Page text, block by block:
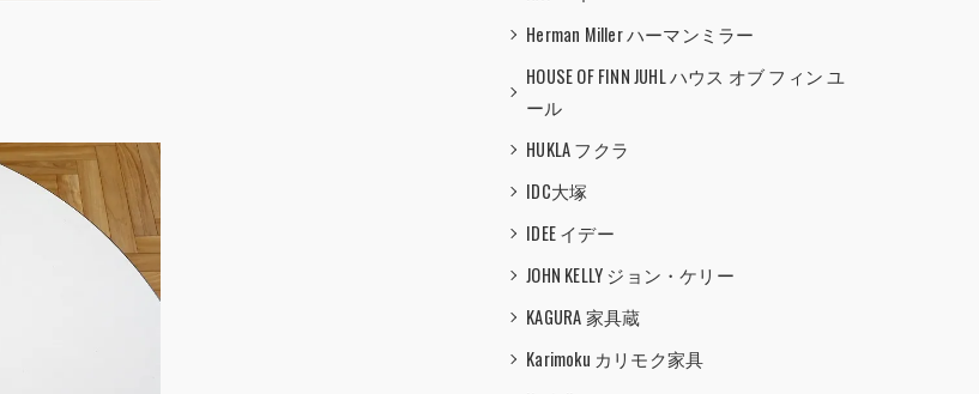
Herman Miller ハーマンミラー
HOUSE OF FINN JUHL ハウス オブ フィン ユ
ール
HUKLA フクラ
IDC大塚
IDEE イデー
JOHN KELLY ジョン・ケリー
KAGURA 家具蔵
Karimoku カリモク家具